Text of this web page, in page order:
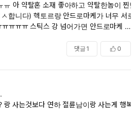
아 약탈혼 소재 좋아하고 약탈한놈이 찐남
합니다) 헥토르랑 안드로마케가 너무 서로
ㅠㅠㅠ 스틱스 강 넘어가면 안드로마케 뒤
려갈거같음 남주가 애들 손 줄줄이잡고 쫓
토르가 정실이고 남주 측실이나 첩일듯 네
암튼 너무 기구하고 애처로운 이야기였어
해..... 흑흑흑 저승편 외전으로 보고싶지만
고싶지만 보고싶어....
댓글 1 0
사는것보다 연하 절륜남이랑 사는게 행복